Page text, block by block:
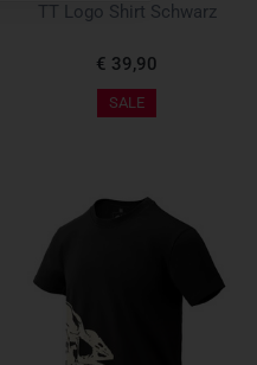
TT Logo Shirt Schwarz
€ 39,90
SALE